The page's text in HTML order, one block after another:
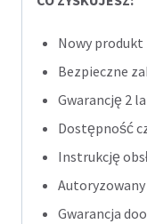
Nowy produkt
Bezpieczne
Gwarancję 2
Dostępność
Instrukcję
Gwarancja